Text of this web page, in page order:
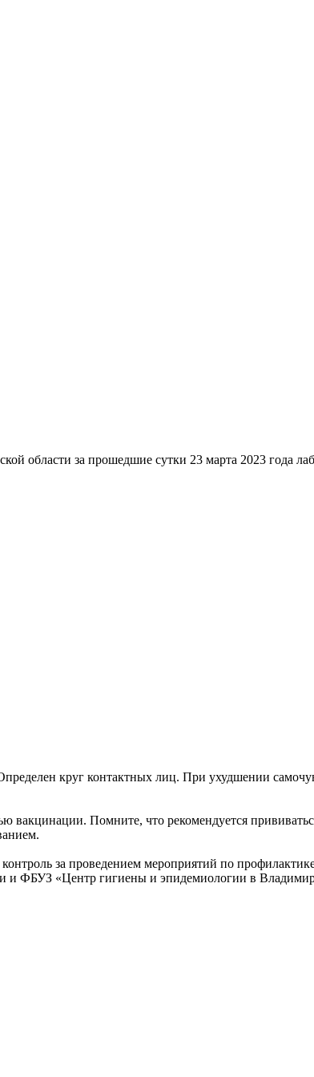
области за прошедшие сутки 23 марта 2023 года
круг контактных лиц. При ухудшении
вакцинации. Помните, что рекомендуется
за проведением мероприятий по
и ФБУЗ «Центр гигиены и эпидемиологии в